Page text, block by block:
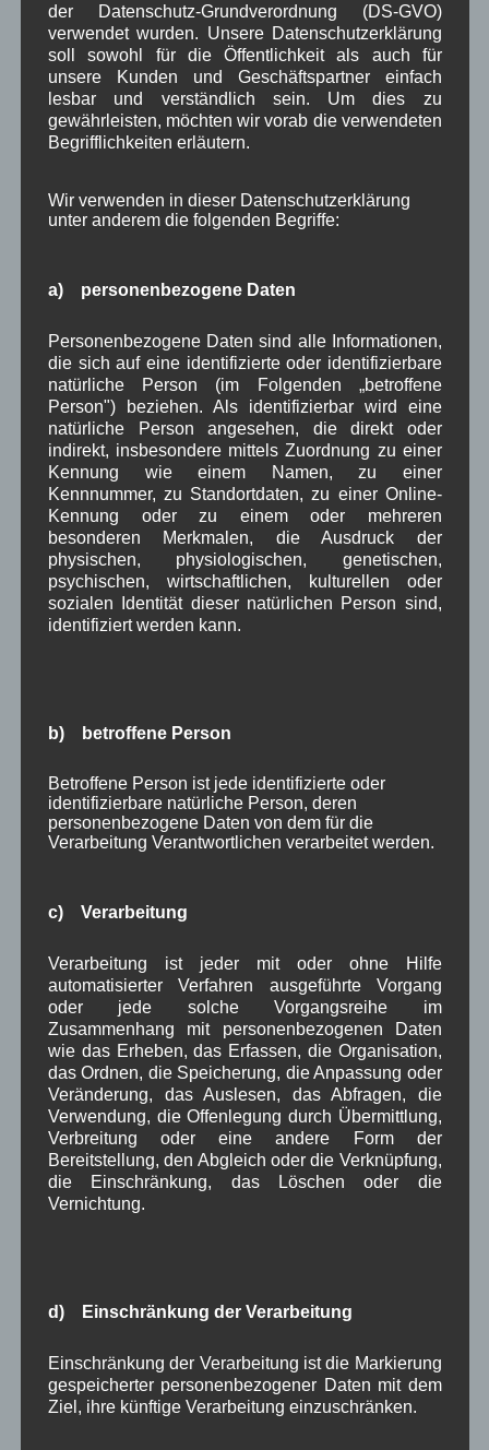
Verwaltung , Video ,
Vorstand Dorferneuerung , Woiga.de ,
Zeitung , Zigarettensteig
Bauernregel im August
WBEbeiÜber uns
Josef Otler, Verein fürr GeschichtebeiÜber uns
Gerd ErfertbeiÜber uns
Beitragsarchiv
August 2026(3)
Juli 2026(9)
Juni 2026(4)
Januar 2026(8)
November 2025(5)
Oktober 2025(8)
September 2025(5)
(2)
Juni 2025
Mai 2025(3)
März 2025(5)
Februar 2025(9)
Januar 2025(8)
Dezember 2024(7)
November 2024(14)
Oktober 2024(10)
September 2024(8)
August 2024(2)
Juli 2024(9)
Juni 2024(4)
Mai 2024(4)
Dezember 2023(8)
Oktober 2023(8)
September 2023(8)
August 2023 (4)
der Datenschutz-Grundverordnung (DS-GVO)
verwendet wurden. Unsere Datenschutzerklärung
soll sowohl für die Öffentlichkeit als auch für
unsere Kunden und Geschäftspartner einfach
lesbar und verständlich sein. Um dies zu
gewährleisten, möchten wir vorab die verwendeten
Begrifflichkeiten erläutern.
Wir verwenden in dieser Datenschutzerklärung
unter anderem die folgenden Begriffe:
a) personenbezogene Daten
Personenbezogene Daten sind alle Informationen,
die sich auf eine identifizierte oder identifizierbare
natürliche Person (im Folgenden „betroffene
Person") beziehen. Als identifizierbar wird eine
natürliche Person angesehen, die direkt oder
indirekt, insbesondere mittels Zuordnung zu einer
Kennung wie einem Namen, zu einer
Kennnummer, zu Standortdaten, zu einer Online-
Kennung oder zu einem oder mehreren
besonderen Merkmalen, die Ausdruck der
physischen, physiologischen, genetischen,
psychischen, wirtschaftlichen, kulturellen oder
sozialen Identität dieser natürlichen Person sind,
identifiziert werden kann.
b) betroffene Person
Betroffene Person ist jede identifizierte oder
identifizierbare natürliche Person, deren
personenbezogene Daten von dem für die
Verarbeitung Verantwortlichen verarbeitet werden.
c) Verarbeitung
Verarbeitung ist jeder mit oder ohne Hilfe
automatisierter Verfahren ausgeführte Vorgang
oder jede solche Vorgangsreihe im
Zusammenhang mit personenbezogenen Daten
wie das Erheben, das Erfassen, die Organisation,
das Ordnen, die Speicherung, die Anpassung oder
Veränderung, das Auslesen, das Abfragen, die
Verwendung, die Offenlegung durch Übermittlung,
Verbreitung oder eine andere Form der
Bereitstellung, den Abgleich oder die Verknüpfung,
die Einschränkung, das Löschen oder die
Vernichtung.
d) Einschränkung der Verarbeitung
Einschränkung der Verarbeitung ist die Markierung
gespeicherter personenbezogener Daten mit dem
Ziel, ihre künftige Verarbeitung einzuschränken.